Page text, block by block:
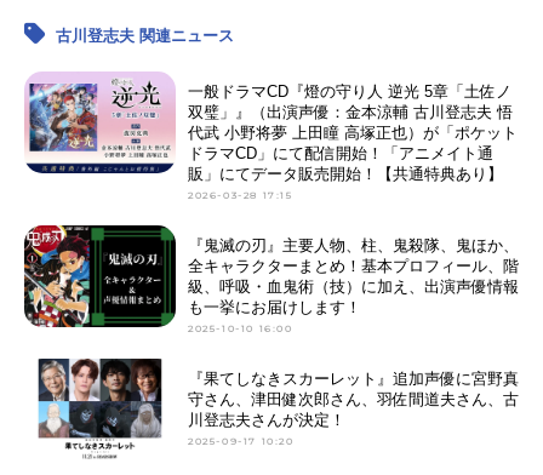
古川登志夫 関連ニュース
一般ドラマCD『燈の守り人 逆光 5章「土佐ノ
双璧」』（出演声優：金本涼輔 古川登志夫 悟
代武 小野将夢 上田瞳 高塚正也）が「ポケット
ドラマCD」にて配信開始！「アニメイト通
販」にてデータ販売開始！【共通特典あり】
2026-03-28 17:15
『鬼滅の刃』主要人物、柱、鬼殺隊、鬼ほか、
全キャラクターまとめ！基本プロフィール、階
級、呼吸・血鬼術（技）に加え、出演声優情報
も一挙にお届けします！
2025-10-10 16:00
『果てしなきスカーレット』追加声優に宮野真
守さん、津田健次郎さん、羽佐間道夫さん、古
川登志夫さんが決定！
2025-09-17 10:20